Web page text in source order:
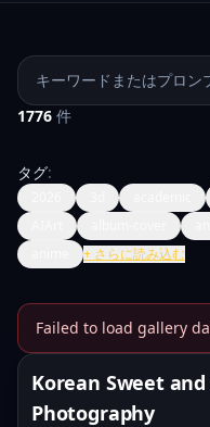
プロンプトを検索
1776 件
タグ:
+ さらに読み込む
Failed to load gallery
Banana
Korean Sweet and
Photography